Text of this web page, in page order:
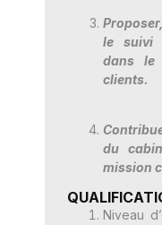
le suivi
dans le
clients.
du
mission
Niveau